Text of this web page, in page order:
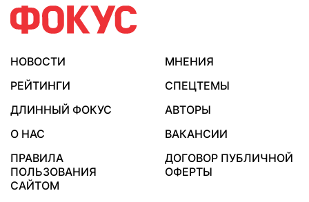
НОВОСТИ
МНЕНИЯ
РЕЙТИНГИ
СПЕЦТЕМЫ
ДЛИННЫЙ ФОКУС
АВТОРЫ
О НАС
ВАКАНСИИ
ПРАВИЛА
ПОЛЬЗОВАНИЯ
САЙТОМ
ДОГОВОР ПУБЛИЧНОЙ
ОФЕРТЫ